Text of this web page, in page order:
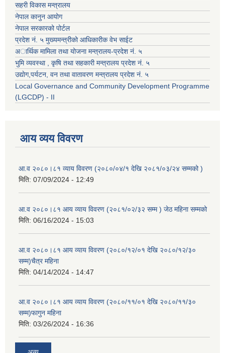
सहरी विकास मन्त्रालय
नेपाल कानुन आयोग
नेपाल सरकारको पोर्टल
प्रदेश नं. ५ मुख्यमन्त्रीको आधिकारीक वेभ साईट
अार्थिक मामिला तथा योजना मन्त्रालय-प्रदेश नं. ५
भुमि व्यवस्था , कृषि तथा सहकारी मन्त्रालय प्रदेश नं. ५
उद्याेग,पर्यटन, वन तथा वातावरण मन्त्रालय प्रदेश नं. ५
Local Governance and Community Development Programme
(LGCDP) - II
आय व्यय विवरण
आ.व २०८०।८१ व्याय विवरण (२०८०/०४/१ देखि २०८१/०३/२४ सम्मको )
मिति: 07/09/2024 - 12:49
आ.व २०८०।८१ आय व्याय विवरण (२०८१/०२/३२ सम्म ) जेठ महिना सम्मको
मिति: 06/16/2024 - 15:03
आ.व २०८०।८१ आय व्याय विवरण (२०८०/१२/०१ देखि २०८०/१२/३०
सम्म)चैत्र महिना
मिति: 04/14/2024 - 14:47
आ.व २०८०।८१ आय व्याय विवरण (२०८०/११/०१ देखि २०८०/११/३०
सम्म)फागुन महिना
मिति: 03/26/2024 - 16:36